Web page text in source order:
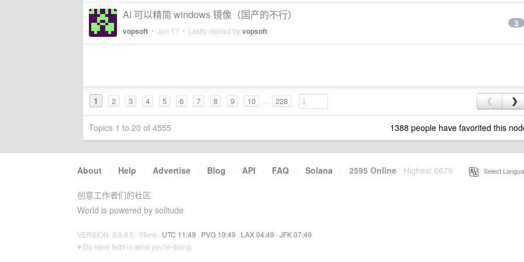
AI 可以精简 windows 镜像（国产的不行）
vopsoft • Jun 17 • Lastly replied byvopsoft
3
1 2 3 4 5 6 7 8 9 10 ... 228 ❮ ❯
Topics 1 to 20 of 4555 1388 people have favorited this
About · Help · Advertise · Blog · API · FAQ · Solana · 2595 Online Highest 6679 Select
创意工作者们的社区
World is powered by solitude
VERSION: 3.9.8.5 · 59ms · UTC 11:49 · PVG 19:49 · LAX 04:49 · JFK 07:49
♥ Do have faith in what you're doing.